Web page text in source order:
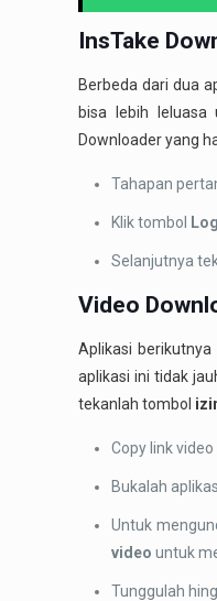
InsTake
Berbeda dari dua
bisa lebih leluasa
Downloader yang
Tahapan
Klik tombol
Selanjutnya
Video
Aplikasi
aplikasi ini tidak
tekanlah tombol
Copy link
Bukalah
Untuk
videountuk
Tunggulah